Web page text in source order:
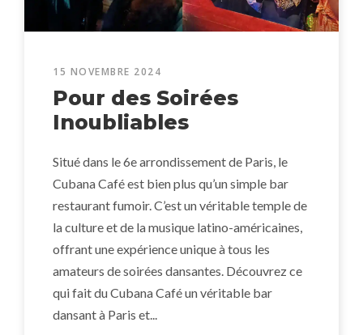
15 NOVEMBRE 2024
Pour des Soirées
Inoubliables
Situé dans le 6e arrondissement de Paris, le
Cubana Café est bien plus qu’un simple bar
restaurant fumoir. C’est un véritable temple de
la culture et de la musique latino-américaines,
offrant une expérience unique à tous les
amateurs de soirées dansantes. Découvrez ce
qui fait du Cubana Café un véritable bar
dansant à Paris et...